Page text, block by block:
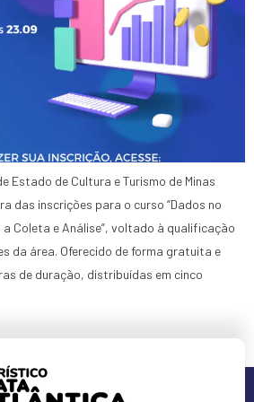
Estado de Cultura e Turismo de Minas
das inscrições para o curso “Dados no
Coleta e Análise”, voltado à qualificação
da área. Oferecido de forma gratuita e
de duração, distribuídas em cinco